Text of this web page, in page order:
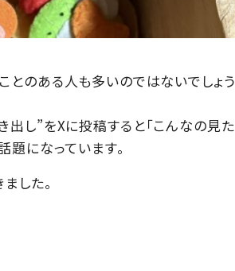
とのある人も多いのではないでしょう
し”をXに投稿すると「こんなの見た
題になっています。
した。